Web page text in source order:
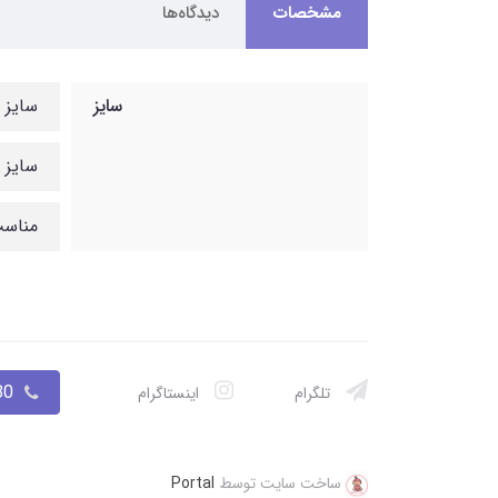
مشخصات دیدگاه‌ها
سایز سایز ۱ اندازه قد ۳۵ سانت پهنا ۳۶ سانت مناسب ۸ ماه تا ۱.۵ نیم
سایز ۲ اندازه قد ۳۶ سانت پهنا ۳۷ سانت
مناسب
تلگرام اینستاگرام
ساخت سایت توسط Portal